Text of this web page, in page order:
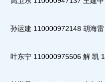
孙运建 110000972148 胡海雷
叶东宁 110000975506 解 凯